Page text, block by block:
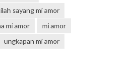
sayang mi amor
mi amor
mi amor
ungkapan mi amor